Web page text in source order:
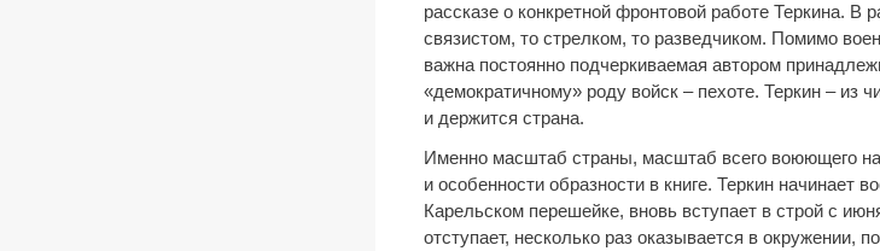
рассказе о конкретной фронтовой работе Теркина. В
связистом, то стрелком, то разведчиком. Помимо
важна постоянно подчеркиваемая автором
«демократичному» роду войск – пехоте. Теркин – из
и держится страна.
Именно масштаб страны, масштаб всего воюющего
и особенности образности в книге. Теркин начинает
Карельском перешейке, вновь вступает в строй с
отступает, несколько раз оказывается в окружении,